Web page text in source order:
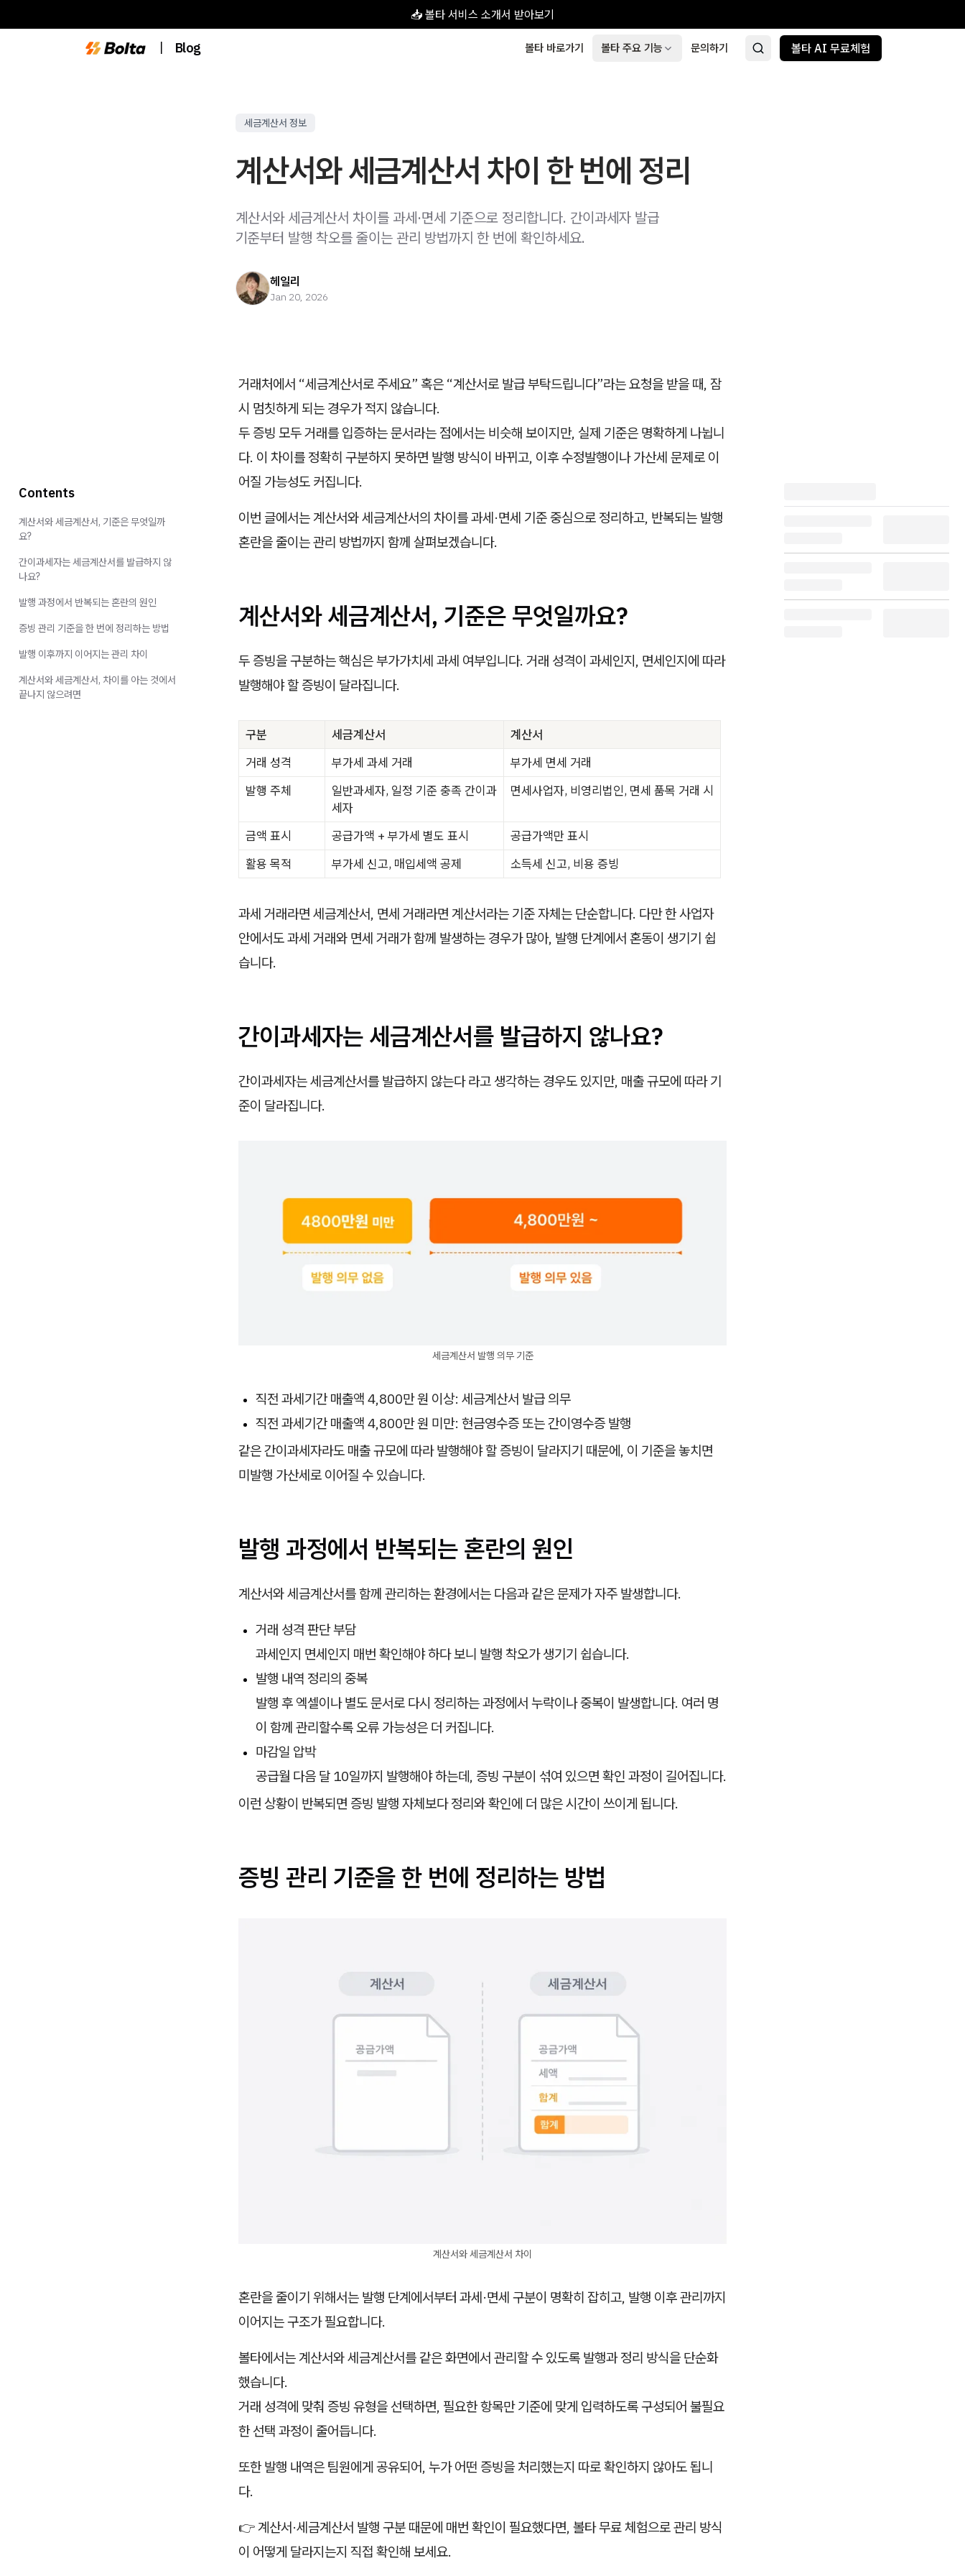
📥 볼타 서비스 소개서 받아보기
| Blog 볼타 바로가기 볼타 주요 기능 문의하기 볼타 AI 무료체험
세금계산서 정보
계산서와 세금계산서 차이 한 번에 정리
계산서와 세금계산서 차이를 과세·면세 기준으로 정리합니다. 간이과세자 발급
기준부터 발행 착오를 줄이는 관리 방법까지 한 번에 확인하세요.
헤일리
Jan 20, 2026
거래처에서 “세금계산서로 주세요” 혹은 “계산서로 발급 부탁드립니다”라는 요청을 받을 때, 잠
시 멈칫하게 되는 경우가 적지 않습니다.
두 증빙 모두 거래를 입증하는 문서라는 점에서는 비슷해 보이지만, 실제 기준은 명확하게 나뉩니
다. 이 차이를 정확히 구분하지 못하면 발행 방식이 바뀌고, 이후 수정발행이나 가산세 문제로 이
어질 가능성도 커집니다.
이번 글에서는 계산서와 세금계산서의 차이를 과세·면세 기준 중심으로 정리하고, 반복되는 발행
혼란을 줄이는 관리 방법까지 함께 살펴보겠습니다.
계산서와 세금계산서, 기준은 무엇일까요?
두 증빙을 구분하는 핵심은 부가가치세 과세 여부입니다. 거래 성격이 과세인지, 면세인지에 따라
발행해야 할 증빙이 달라집니다.
구분 세금계산서
계산서
거래 성격
부가세 과세 거래
부가세 면세 거래
발행 주체
일반과세자, 일정 기준 충족 간이과
세자
면세사업자, 비영리법인, 면세 품목 거래 시
금액 표시 공급가액 + 부가세 별도 표시
공급가액만 표시
활용 목적
부가세 신고, 매입세액 공제 소득세 신고, 비용 증빙
과세 거래라면 세금계산서, 면세 거래라면 계산서라는 기준 자체는 단순합니다. 다만 한 사업자
안에서도 과세 거래와 면세 거래가 함께 발생하는 경우가 많아, 발행 단계에서 혼동이 생기기 쉽
습니다.
간이과세자는 세금계산서를 발급하지 않나요?
간이과세자는 세금계산서를 발급하지 않는다 라고 생각하는 경우도 있지만, 매출 규모에 따라 기
준이 달라집니다.
세금계산서 발행 의무 기준
직전 과세기간 매출액 4,800만 원 이상: 세금계산서 발급 의무
직전 과세기간 매출액 4,800만 원 미만: 현금영수증 또는 간이영수증 발행
같은 간이과세자라도 매출 규모에 따라 발행해야 할 증빙이 달라지기 때문에, 이 기준을 놓치면
미발행 가산세로 이어질 수 있습니다.
발행 과정에서 반복되는 혼란의 원인
계산서와 세금계산서를 함께 관리하는 환경에서는 다음과 같은 문제가 자주 발생합니다.
거래 성격 판단 부담
과세인지 면세인지 매번 확인해야 하다 보니 발행 착오가 생기기 쉽습니다.
발행 내역 정리의 중복
발행 후 엑셀이나 별도 문서로 다시 정리하는 과정에서 누락이나 중복이 발생합니다. 여러 명
이 함께 관리할수록 오류 가능성은 더 커집니다.
마감일 압박
공급월 다음 달 10일까지 발행해야 하는데, 증빙 구분이 섞여 있으면 확인 과정이 길어집니다.
이런 상황이 반복되면 증빙 발행 자체보다 정리와 확인에 더 많은 시간이 쓰이게 됩니다.
증빙 관리 기준을 한 번에 정리하는 방법
계산서와 세금계산서 차이
혼란을 줄이기 위해서는 발행 단계에서부터 과세·면세 구분이 명확히 잡히고, 발행 이후 관리까지
이어지는 구조가 필요합니다.
볼타에서는 계산서와 세금계산서를 같은 화면에서 관리할 수 있도록 발행과 정리 방식을 단순화
했습니다.
거래 성격에 맞춰 증빙 유형을 선택하면, 필요한 항목만 기준에 맞게 입력하도록 구성되어 불필요
한 선택 과정이 줄어듭니다.
또한 발행 내역은 팀원에게 공유되어, 누가 어떤 증빙을 처리했는지 따로 확인하지 않아도 됩니
다.
👉 계산서·세금계산서 발행 구분 때문에 매번 확인이 필요했다면, 볼타 무료 체험으로 관리 방식
이 어떻게 달라지는지 직접 확인해 보세요.
Contents
계산서와 세금계산서, 기준은 무엇일까
요?
간이과세자는 세금계산서를 발급하지 않
나요?
발행 과정에서 반복되는 혼란의 원인
증빙 관리 기준을 한 번에 정리하는 방법
발행 이후까지 이어지는 관리 차이
계산서와 세금계산서, 차이를 아는 것에서
끝나지 않으려면